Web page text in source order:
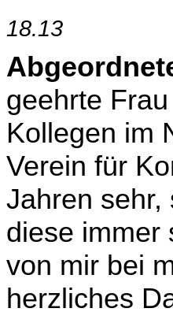
18.13
geehrte
Kollegen im
Verein für
Jahren sehr,
diese immer
von mir bei
herzliches